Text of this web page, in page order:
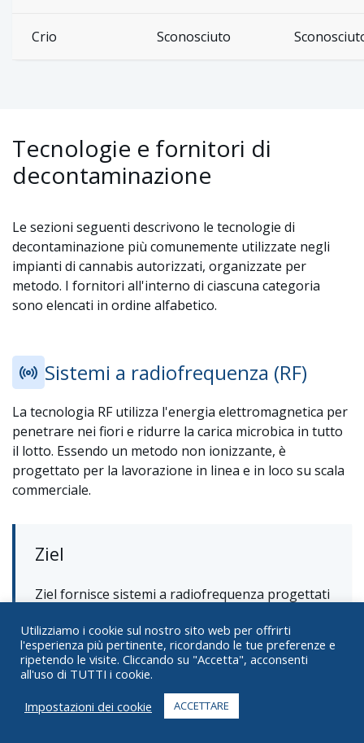
Crio Sconosciuto
Tecnologie e fornitori di
decontaminazione
Le sezioni seguenti descrivono le tecnologie di
decontaminazione più comunemente utilizzate negli
impianti di cannabis autorizzati, organizzate per
metodo. I fornitori all'interno di ciascuna categoria
sono elencati in ordine alfabetico.
Sistemi a radiofrequenza (RF)
La tecnologia RF utilizza l'energia elettromagnetica per
penetrare nei fiori e ridurre la carica microbica in tutto
il lotto. Essendo un metodo non ionizzante, è
progettato per la lavorazione in linea e in loco su scala
commerciale.
Ziel
Ziel fornisce sistemi a radiofrequenza progettati
commerciale.
Capacità di elaborazione:
supporta turni di produzione completi
Modello di elaborazione:In linea, sul posto
Utilizziamo i cookie sul nostro sito web per offrirti
l'esperienza più pertinente, ricordando le tue preferenze e
ripetendo le visite. Cliccando su "Accetta", acconsenti
all'uso di TUTTI i cookie.
Impostazioni dei cookie
ACCETTARE